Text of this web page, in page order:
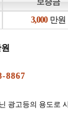
만원
광고등의 용도로